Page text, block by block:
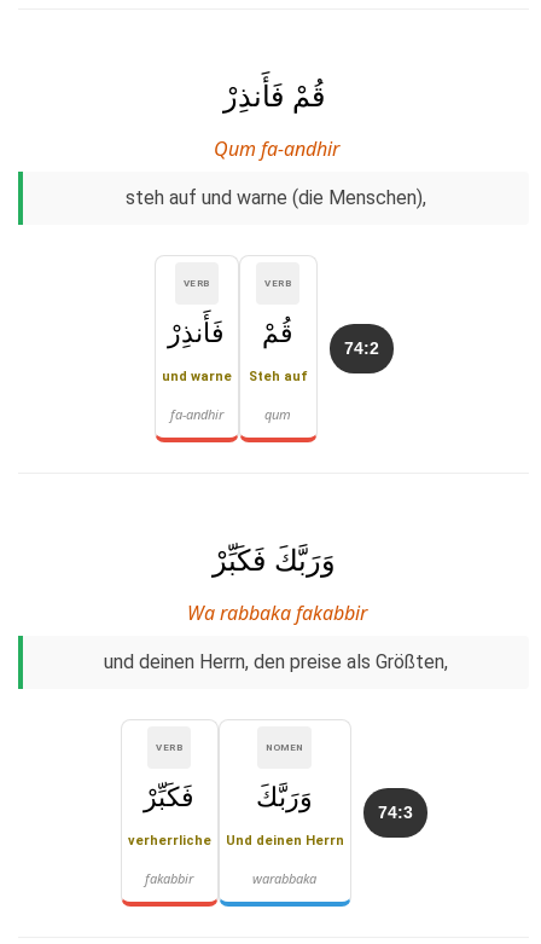
قُمْ فَأَنذِرْ
Qum fa-andhir
steh auf und warne (die Menschen),
74:2
VERB
قُمْ
Steh auf
qum
VERB
فَأَنذِرْ
und warne
fa-andhir
وَرَبَّكَ فَكَبِّرْ
Wa rabbaka fakabbir
und deinen Herrn, den preise als Größten,
74:3
NOMEN
وَرَبَّكَ
Und deinen Herrn
warabbaka
VERB
فَكَبِّرْ
verherrliche
fakabbir